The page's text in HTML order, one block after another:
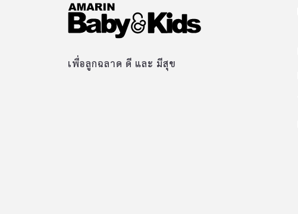
เพื่อลูกฉลาด ดี และ มีสุข